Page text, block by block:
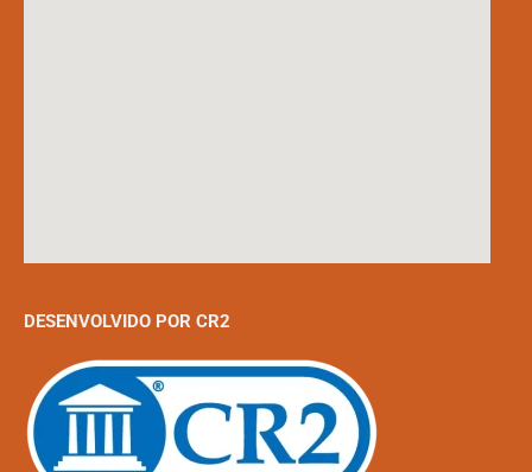
DESENVOLVIDO POR CR2